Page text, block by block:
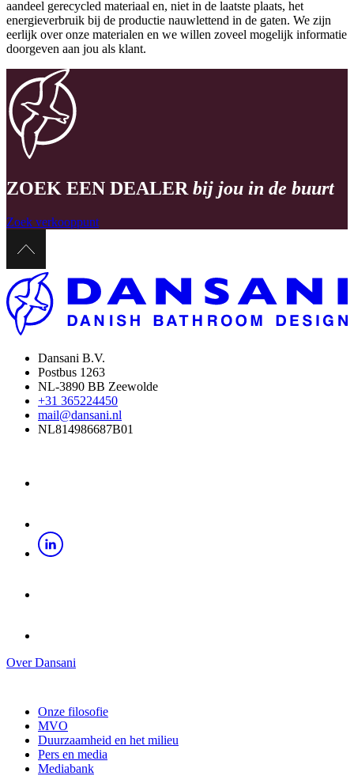
aandeel gerecycled materiaal en, niet in de laatste plaats, het
energieverbruik bij de productie nauwlettend in de gaten. We zijn
eerlijk over onze materialen en we willen zoveel mogelijk informatie
doorgeven aan jou als klant.
ZOEK EEN DEALER bij jou in de buurt
Zoek verkooppunt
Dansani B.V.
Postbus 1263
NL-3890 BB Zeewolde
+31 365224450
mail@dansani.nl
NL814986687B01
Over Dansani
Onze filosofie
MVO
Duurzaamheid en het milieu
Pers en media
Mediabank